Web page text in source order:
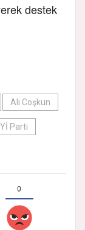
destek
Ali Coşkun
Parti
0